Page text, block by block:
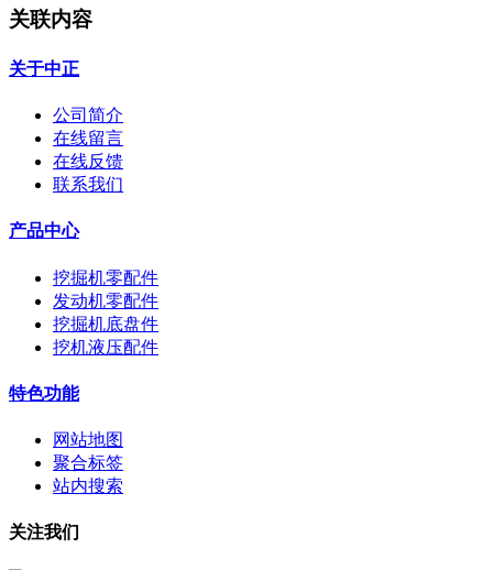
关联内容
关于中正
公司简介
在线留言
在线反馈
联系我们
产品中心
挖掘机零配件
发动机零配件
挖掘机底盘件
挖机液压配件
特色功能
网站地图
聚合标签
站内搜索
关注我们